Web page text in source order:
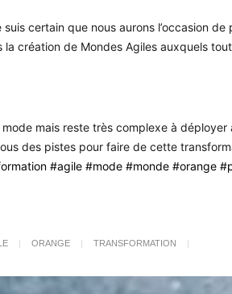
suis certain que nous aurons l’occasion
la création de Mondes Agiles auxquels
mode mais reste très complexe à
des pistes pour faire de cette
#agile #mode #monde #orange
ORANGE TRANSFORMATION